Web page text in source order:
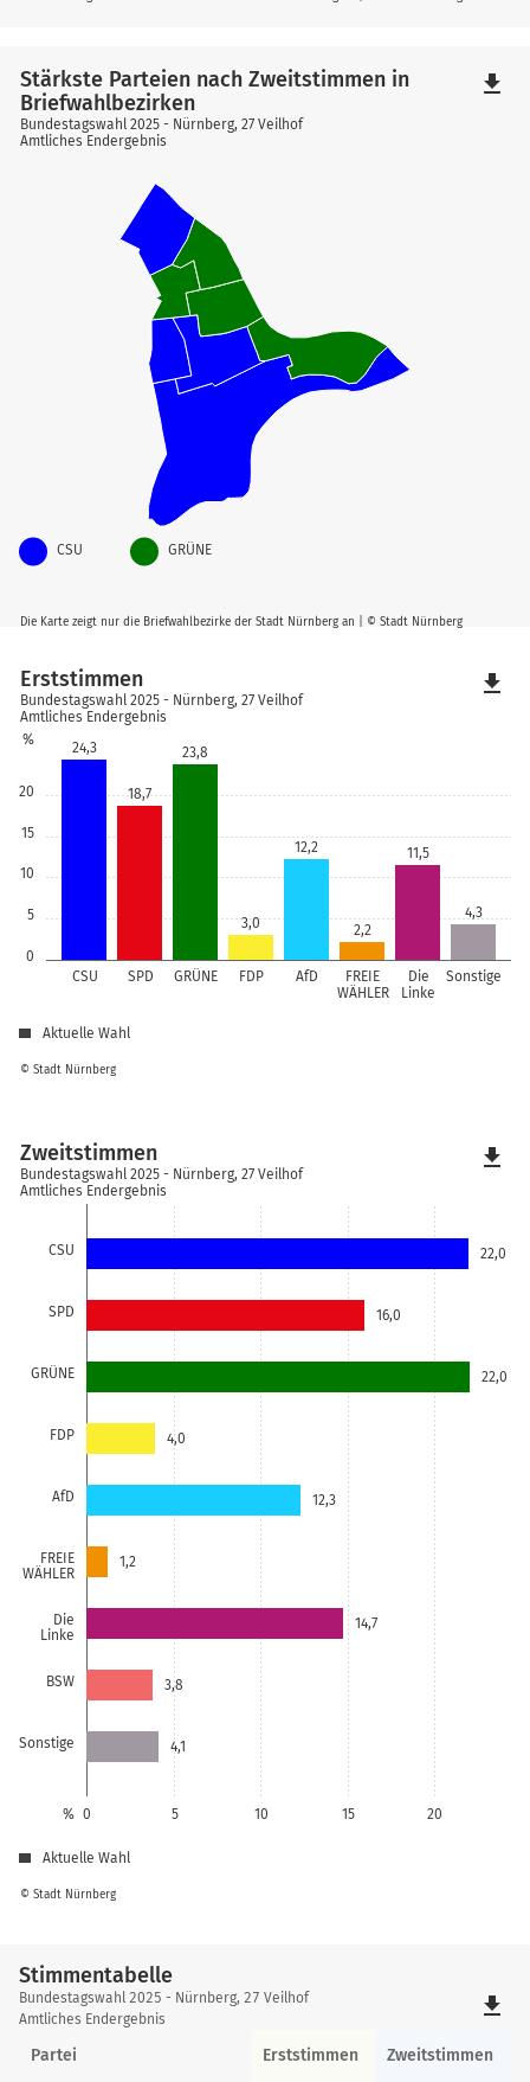
Die Karte zeigt nur die Briefwahlbezirke der Stadt Nürnberg an | © Stadt Nürnberg
Stärkste Parteien nach Zweitstimmen in
Briefwahlbezirken
Bundestagswahl 2025 - Nürnberg, 27 Veilhof
Amtliches Endergebnis
CSU GRÜNE
file_download
0
5
10
15
20
%
CSU SPD GRÜNE FDP AfD
FREIE
WÄHLER
Die
Linke
Sonstige
24,3
18,7
23,8
3,0
12,2
2,2
11,5
4,3
© Stadt Nürnberg
Erststimmen
Bundestagswahl 2025 - Nürnberg, 27 Veilhof
Amtliches Endergebnis
Aktuelle Wahl
file_download
CSU
SPD
GRÜNE
FDP
AfD
FREIE
WÄHLER
Die
Linke
BSW
Sonstige
0 5 10 15 20
%
22,0
16,0
22,0
4,0
12,3
1,2
14,7
3,8
4,1
© Stadt Nürnberg
Zweitstimmen
Bundestagswahl 2025 - Nürnberg, 27 Veilhof
Amtliches Endergebnis
Aktuelle Wahl
file_download
Stimmentabelle
Stimmentabelle
Bundestagswahl 2025 - Nürnberg, 27 Veilhof
Amtliches Endergebnis
file_download
Partei Erststimmen Zweitstimmen